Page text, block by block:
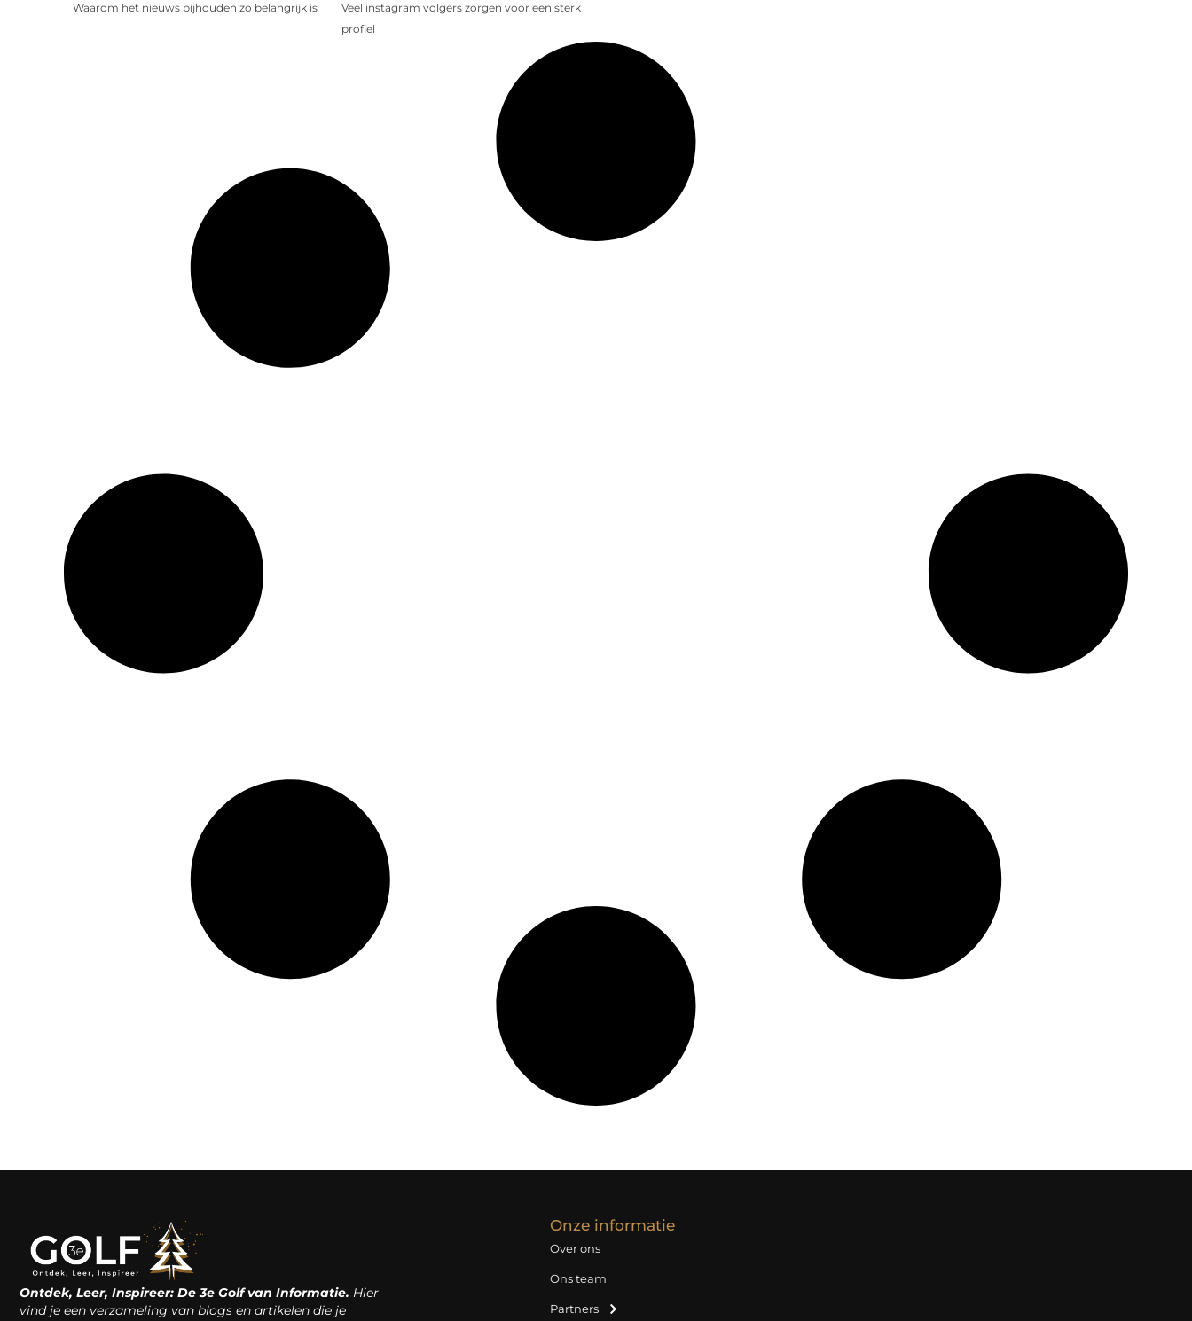
Waarom het nieuws bijhouden zo belangrijk is
Veel instagram volgers zorgen voor een sterk
profiel
Ontdek, Leer, Inspireer: De 3e Golf van Informatie. Hier
vind je een verzameling van blogs en artikelen die je
Onze informatie
Over ons
Ons team
Partners